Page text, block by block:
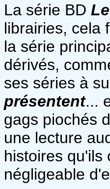
La série BD
librairies, cela
la série
dérivés,
ses séries à
présentent...
gags piochés
une lecture
histoires qu'ils
négligeable